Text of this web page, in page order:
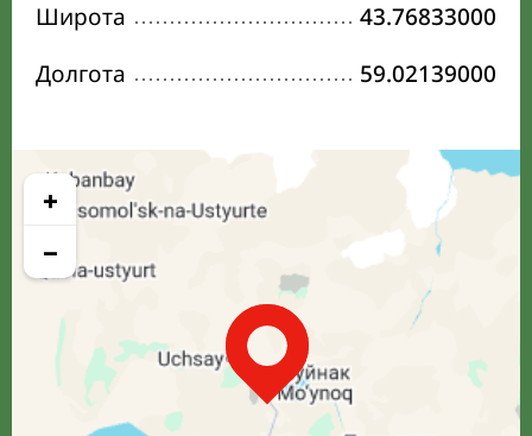
Широта
43.76833000
Долгота
59.02139000
+
−